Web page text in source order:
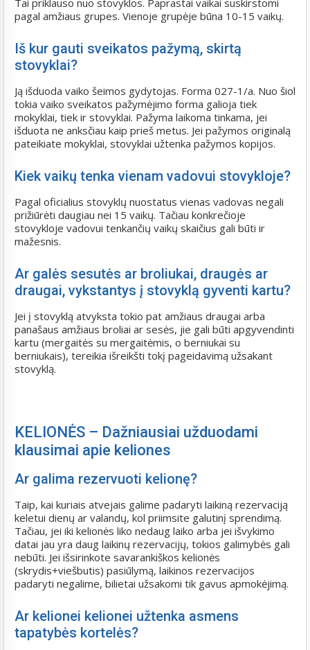
Tai priklauso nuo stovyklos. Paprastai vaikai suskirstomi
pagal amžiaus grupes. Vienoje grupėje būna 10-15 vaikų.
Iš kur gauti sveikatos pažymą, skirtą
stovyklai?
Ją išduoda vaiko šeimos gydytojas. Forma 027-1/a. Nuo šiol
tokia vaiko sveikatos pažymėjimo forma galioja tiek
mokyklai, tiek ir stovyklai. Pažyma laikoma tinkama, jei
išduota ne anksčiau kaip prieš metus. Jei pažymos originalą
pateikiate mokyklai, stovyklai užtenka pažymos kopijos.
Kiek vaikų tenka vienam vadovui stovykloje?
Pagal oficialius stovyklų nuostatus vienas vadovas negali
prižiūrėti daugiau nei 15 vaikų. Tačiau konkrečioje
stovykloje vadovui tenkančių vaikų skaičius gali būti ir
mažesnis.
Ar galės sesutės ar broliukai, draugės ar
draugai, vykstantys į stovyklą gyventi kartu?
Jei į stovyklą atvyksta tokio pat amžiaus draugai arba
panašaus amžiaus broliai ar sesės, jie gali būti apgyvendinti
kartu (mergaitės su mergaitėmis, o berniukai su
berniukais), tereikia išreikšti tokį pageidavimą užsakant
stovyklą.
KELIONĖS – Dažniausiai užduodami
klausimai apie keliones
Ar galima rezervuoti kelionę?
Taip, kai kuriais atvejais galime padaryti laikiną rezervaciją
keletui dienų ar valandų, kol priimsite galutinį sprendimą.
Tačiau, jei iki kelionės liko nedaug laiko arba jei išvykimo
datai jau yra daug laikinų rezervacijų, tokios galimybės gali
nebūti. Jei išsirinkote savarankiškos kelionės
(skrydis+viešbutis) pasiūlymą, laikinos rezervacijos
padaryti negalime, bilietai užsakomi tik gavus apmokėjimą.
Ar kelionei kelionei užtenka asmens
tapatybės kortelės?